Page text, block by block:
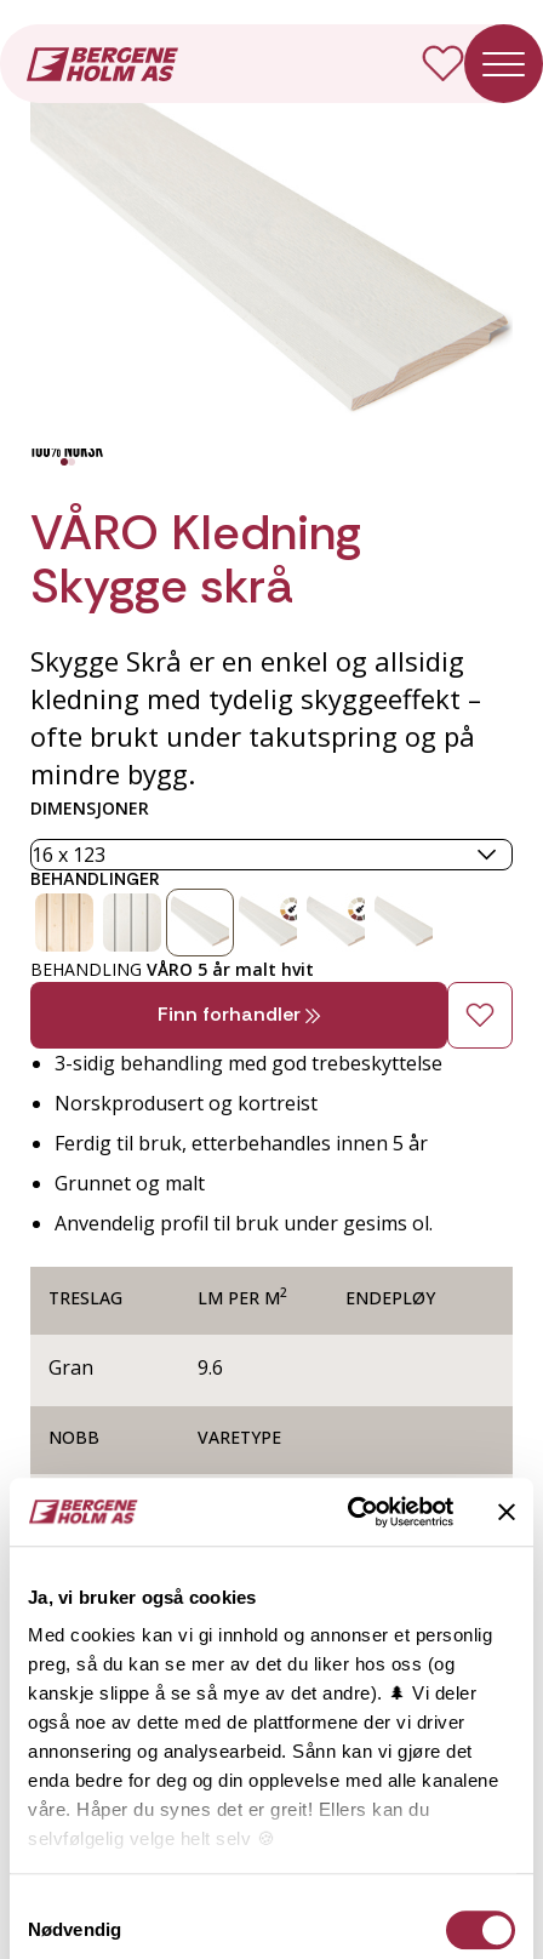
Ja, vi bruker også cookies
Med cookies kan vi gi innhold og annonser et personlig
preg, så du kan se mer av det du liker hos oss (og
kanskje slippe å se så mye av det andre). 🌲 Vi deler
også noe av dette med de plattformene der vi driver
annonsering og analysearbeid. Sånn kan vi gjøre det
enda bedre for deg og din opplevelse med alle kanalene
våre. Håper du synes det er greit! Ellers kan du
selvfølgelig velge helt selv 🍪
Nødvendig
VÅRO Kledning
Skygge skrå
Skygge Skrå er en enkel og allsidig
kledning med tydelig skyggeeffekt –
ofte brukt under takutspring og på
mindre bygg.
DIMENSJONER
BEHANDLINGER
BEHANDLING VÅRO 5 år malt hvit
Finn forhandler
3-sidig behandling med god trebeskyttelse
Norskprodusert og kortreist
Ferdig til bruk, etterbehandles innen 5 år
Grunnet og malt
Anvendelig profil til bruk under gesims ol.
TRESLAG LM PER M2 ENDEPLØY
Gran 9.6
NOBB VARETYPE
44394435
Produktinformasjon
Skygge Skrå er en anvendelig kledning som ofte
benyttes under takutstikk, på mindre bygg og
liknende. Skygge Skrå har en flat forside med en liten
skrå (fas) på hver side. Den brede skyggeflaten
mellom bordene gir en tydelig skyggeeffekt. Skygge
Skrå er falset og kan monteres både stående og
liggende, men er mest brukt stående. Finnes i
dimensjonen 16x123 mm.
Behandling